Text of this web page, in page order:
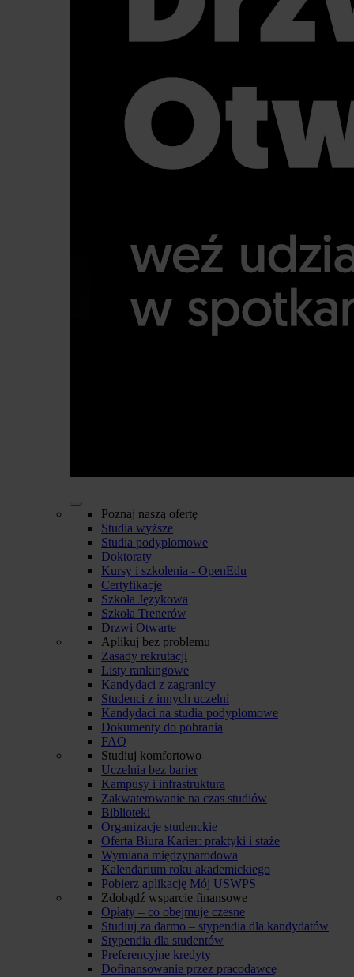
Poznaj naszą ofertę
Studia wyższe
Studia podyplomowe
Doktoraty
Kursy i szkolenia - OpenEdu
Certyfikacje
Szkoła Językowa
Szkoła Trenerów
Drzwi Otwarte
Aplikuj bez problemu
Zasady rekrutacji
Listy rankingowe
Kandydaci z zagranicy
Studenci z innych uczelni
Kandydaci na studia podyplomowe
Dokumenty do pobrania
FAQ
Studiuj komfortowo
Uczelnia bez barier
Kampusy i infrastruktura
Zakwaterowanie na czas studiów
Biblioteki
Organizacje studenckie
Oferta Biura Karier: praktyki i staże
Wymiana międzynarodowa
Kalendarium roku akademickiego
Pobierz aplikację Mój USWPS
Zdobądź wsparcie finansowe
Opłaty – co obejmuje czesne
Studiuj za darmo – stypendia dla kandydatów
Stypendia dla studentów
Preferencyjne kredyty
Dofinansowanie przez pracodawcę